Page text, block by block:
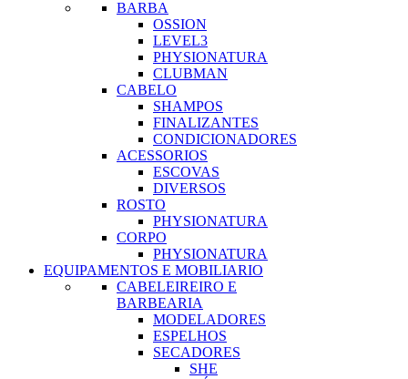
BARBA
OSSION
LEVEL3
PHYSIONATURA
CLUBMAN
CABELO
SHAMPOS
FINALIZANTES
CONDICIONADORES
ACESSORIOS
ESCOVAS
DIVERSOS
ROSTO
PHYSIONATURA
CORPO
PHYSIONATURA
EQUIPAMENTOS E MOBILIARIO
CABELEIREIRO E
BARBEARIA
MODELADORES
ESPELHOS
SECADORES
SHE